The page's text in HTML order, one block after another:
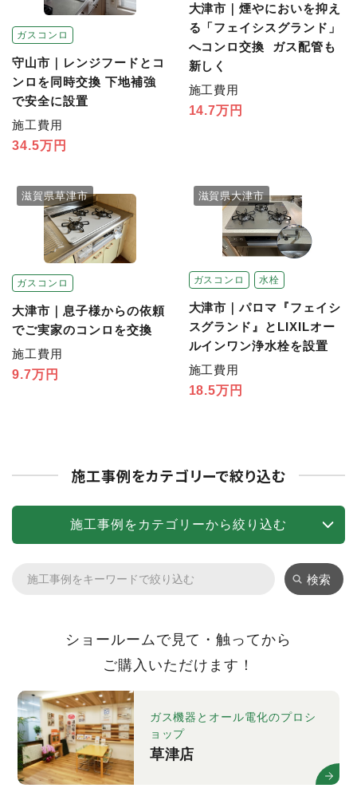
ガスコンロ
守山市｜レンジフードとコ
ンロを同時交換 下地補強
で安全に設置
施工費用
34.5万円
大津市｜煙やにおいを抑え
る「フェイシスグランド」
へコンロ交換 ガス配管も
新しく
施工費用
14.7万円
ガスコンロ
滋賀県草津市
大津市｜息子様からの依頼
でご実家のコンロを交換
施工費用
9.7万円
ガスコンロ 水栓
滋賀県大津市
大津市｜パロマ『フェイシ
スグランド』とLIXILオー
ルインワン浄水栓を設置
施工費用
18.5万円
施工事例をカテゴリーで絞り込む
施工事例をカテゴリーから絞り込む
検索
ショールームで見て・触ってから
ご購入いただけます！
ガス機器とオール電化のプロシ
ョップ
草津店